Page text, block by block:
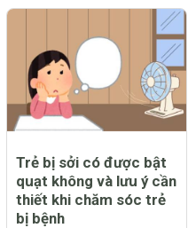
Trẻ bị sởi có được bật
quạt không và lưu ý cần
thiết khi chăm sóc trẻ
bị bệnh